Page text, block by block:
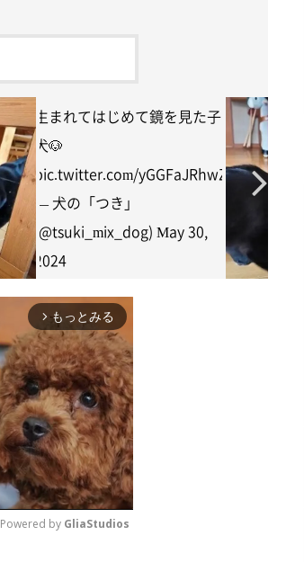
生まれてはじめて鏡を見た子
犬🐶
pic.twitter.com/yGGFaJRhwZ
— 犬の「つき」
(@tsuki_mix_dog) May 30,
2024
arrow_forward_ios もっとみる
Powered by GliaStudios